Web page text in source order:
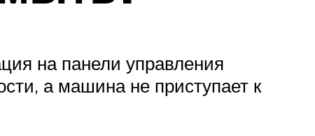
на панели управления
а машина не приступает к